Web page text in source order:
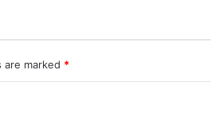
are marked *